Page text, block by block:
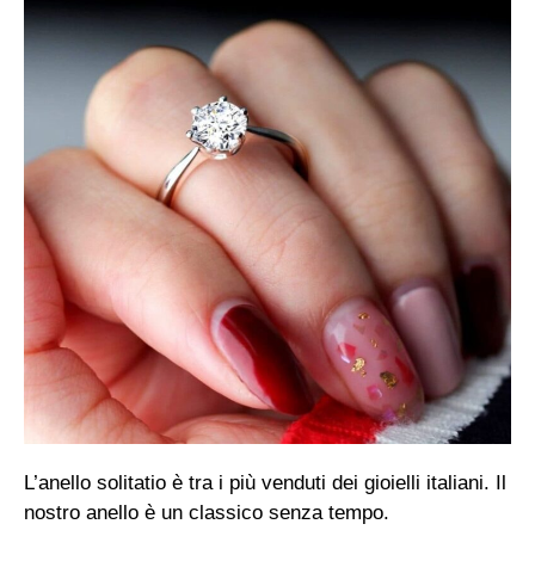
L’anello solitatio è tra i più venduti dei gioielli italiani. Il
nostro anello è un classico senza tempo.